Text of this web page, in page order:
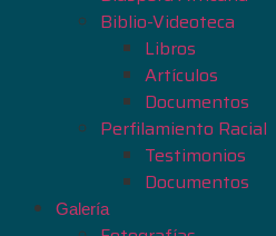
Biblio-Videoteca
Libros
Artículos
Documentos
Perfilamiento Racial
Testimonios
Documentos
Galería